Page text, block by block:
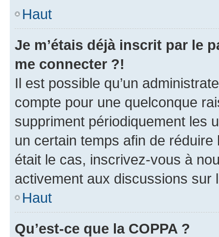
Haut
Je m’étais déjà inscrit par le
me connecter ?!
Il est possible qu’un
compte pour une quelconque
suppriment périodiquement les
un certain temps afin de
était le cas, inscrivez-vous à
activement aux discussions sur
Haut
Qu’est-ce que la COPPA ?